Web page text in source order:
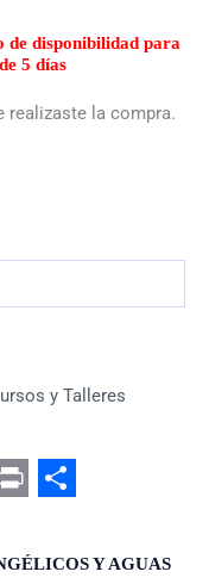
de disponibilidad para
5 días
realizaste la compra.
y Talleres
Y AGUAS